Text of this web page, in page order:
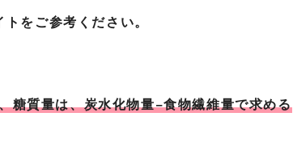
トをご参考ください。
糖質量は、炭水化物量−食物繊維量で求める